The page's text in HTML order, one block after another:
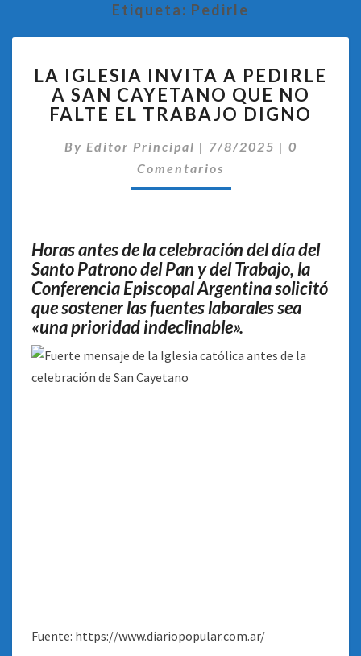
Etiqueta: Pedirle
IGLESIA
INVITA
A
A
SAN
EL
TRABAJO
DIGNO
LA IGLESIA INVITA A PEDIRLE
A SAN CAYETANO QUE NO
FALTE EL TRABAJO DIGNO
By Editor Principal | 7/8/2025 | 0
Comentarios
Horas antes de la celebración del día del
Santo Patrono del Pan y del Trabajo, la
Conferencia Episcopal Argentina solicitó
que sostener las fuentes laborales sea
«una prioridad indeclinable».
Fuente: https://www.diariopopular.com.ar/